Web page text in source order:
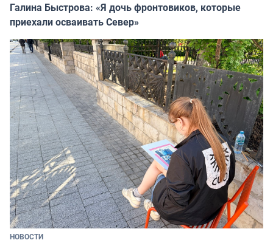
Галина Быстрова: «Я дочь фронтовиков, которые
приехали осваивать Север»
НОВОСТИ